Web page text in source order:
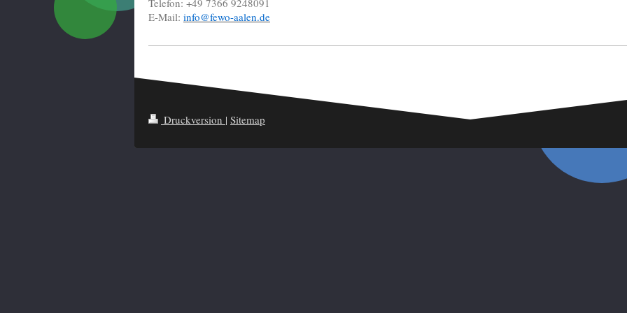
E-Mail: info@fewo-aalen.de
Druckversion | Sitemap